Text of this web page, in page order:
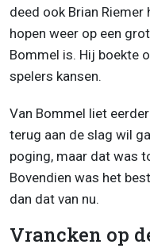
deed ook Brian
hopen weer op een
Bommel is. Hij boekte
spelers kansen.
Van Bommel liet
terug aan de slag wil
poging, maar dat was
Bovendien was het
dan dat van nu.
Vrancken op